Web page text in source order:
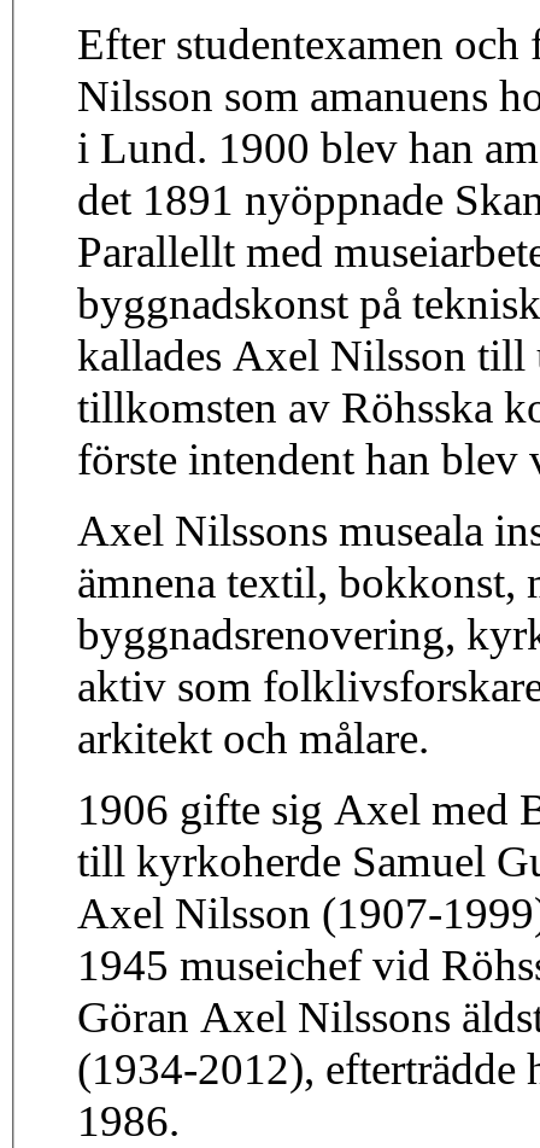
Efter studentexamen
Nilsson som amanuens
i Lund. 1900 blev han
det 1891 nyöppnade
Parallellt med
byggnadskonst på
kallades Axel Nilsson till
tillkomsten av Röhsska
förste intendent han blev
Axel Nilssons museala
ämnena textil, bokkonst,
byggnadsrenovering,
aktiv som
arkitekt och målare.
1906 gifte sig Axel med
till kyrkoherde Samuel
Axel Nilsson (1907-
1945 museichef vid
Göran Axel Nilssons
(1934-2012), efterträdde
1986.